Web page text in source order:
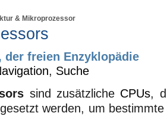
& Mikroprozessor
der freien Enzyklopädie
, Suche
sind zusätzliche CPUs,
werden, um